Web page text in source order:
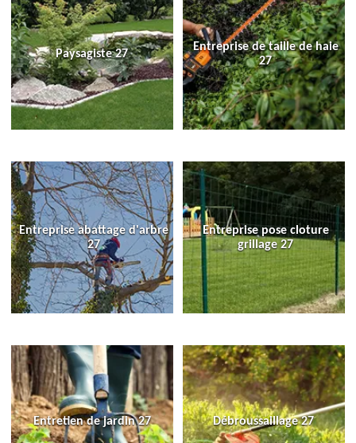
Paysagiste 27
Entreprise de taille de haie
27
Entreprise abattage d'arbre
27
Entreprise pose cloture
grillage 27
Entretien de jardin 27 Débroussaillage 27